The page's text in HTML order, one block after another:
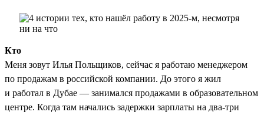
Кто
Меня зовут Илья Польщиков, сейчас я работаю менеджером
по продажам в российской компании. До этого я жил
и работал в Дубае — занимался продажами в образовательном
центре. Когда там начались задержки зарплаты на два-три